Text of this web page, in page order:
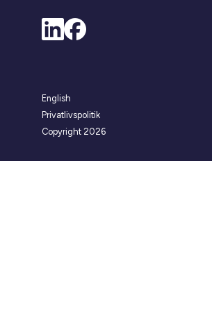
English
Privatlivspolitik
Copyright 2026